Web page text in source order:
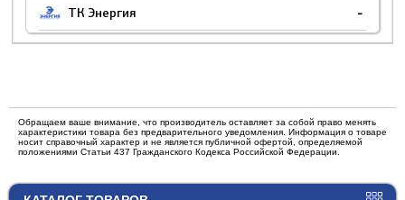
ТК Энергия -
Обращаем ваше внимание, что производитель оставляет за собой право менять
характеристики товара без предварительного уведомления. Информация о товаре
носит справочный характер и не является публичной офертой, определяемой
положениями Статьи 437 Гражданского Кодекса Российской Федерации.